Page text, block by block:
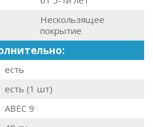
Нескользящее
покрытие
есть
есть (1 шт)
ABEC 9